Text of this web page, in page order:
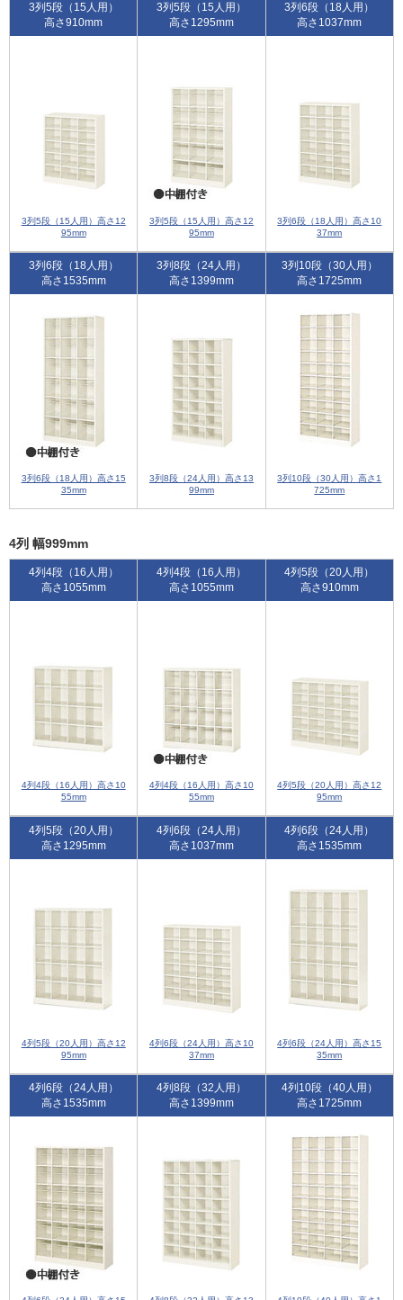
3列5段（15人用）
高さ910mm
3列5段（15人用）高さ12
95mm
3列5段（15人用）
高さ1295mm
3列5段（15人用）高さ12
95mm
3列6段（18人用）
高さ1037mm
3列6段（18人用）高さ10
37mm
3列6段（18人用）
高さ1535mm
3列6段（18人用）高さ15
35mm
3列8段（24人用）
高さ1399mm
3列8段（24人用）高さ13
99mm
3列10段（30人用）
高さ1725mm
3列10段（30人用）高さ1
725mm
4列 幅999mm
4列4段（16人用）
高さ1055mm
4列4段（16人用）高さ10
55mm
4列4段（16人用）
高さ1055mm
4列4段（16人用）高さ10
55mm
4列5段（20人用）
高さ910mm
4列5段（20人用）高さ12
95mm
4列5段（20人用）
高さ1295mm
4列5段（20人用）高さ12
95mm
4列6段（24人用）
高さ1037mm
4列6段（24人用）高さ10
37mm
4列6段（24人用）
高さ1535mm
4列6段（24人用）高さ15
35mm
4列6段（24人用）
高さ1535mm
4列8段（32人用）
高さ1399mm
4列10段（40人用）
高さ1725mm